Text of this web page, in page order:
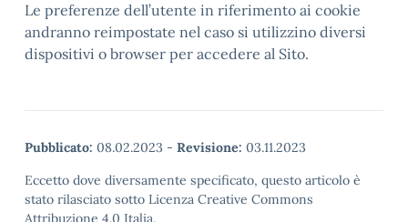
Le preferenze dell’utente in riferimento ai cookie
andranno reimpostate nel caso si utilizzino diversi
dispositivi o browser per accedere al Sito.
Pubblicato: 08.02.2023 - Revisione: 03.11.2023
Eccetto dove diversamente specificato, questo articolo è
stato rilasciato sotto Licenza Creative Commons
Attribuzione 4.0 Italia.